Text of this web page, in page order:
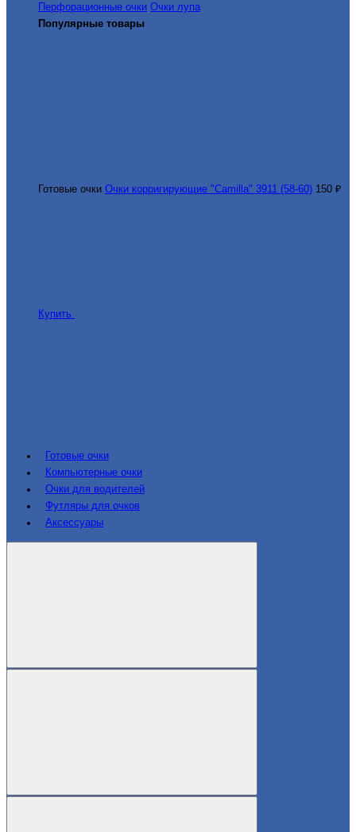
Перфорационные очки Очки лупа
Популярные товары
Готовые очки Очки корригирующие "Camilla" 3911 (58-60) 150 ₽
Купить
Готовые очки
Компьютерные очки
Очки для водителей
Футляры для очков
Аксессуары